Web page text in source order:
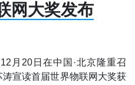
网大奖发布
月20日在中国·北京隆重召
宣读首届世界物联网大奖获